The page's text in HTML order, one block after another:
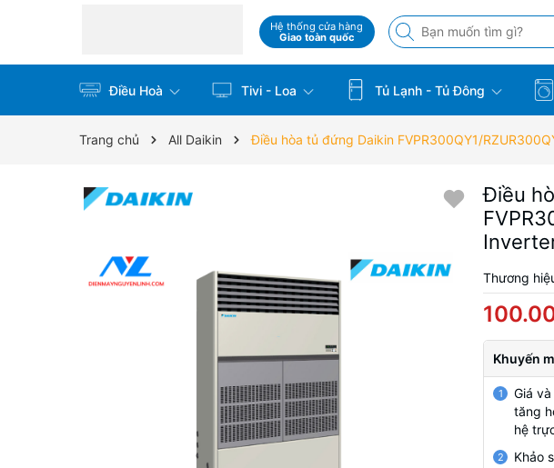
Hệ thống cửa hàng
Giao toàn quốc
Điều Hoà Tivi - Loa Tủ Lạnh - Tủ Đông
Trang chủ All Daikin Điều hòa tủ đứng Daikin FVPR300QY1/
Điều
Thương
Khuyến
1
Giá
tăng
hệ
2
Khảo